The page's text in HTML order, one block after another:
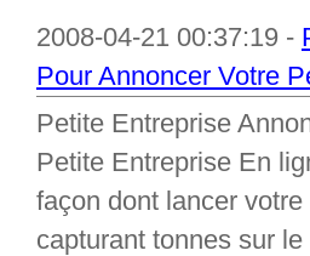
2008-04-21 00:37:19 -
Pour Annoncer Votre
Petite Entreprise
Petite Entreprise En
façon dont lancer
capturant tonnes sur